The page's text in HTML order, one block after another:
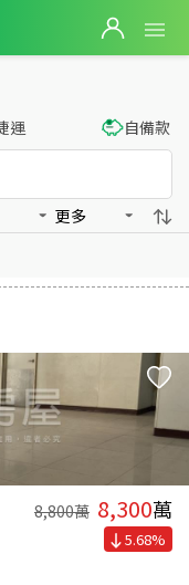
屋物件出售、房價分析
運 自備款
更多
8,800萬 8,300萬
5.68%